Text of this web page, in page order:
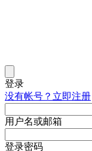
登录
没有帐号？立即注册
用户名或邮箱
登录密码